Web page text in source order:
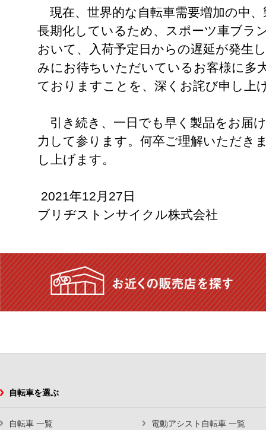
現在、世界的な自転車需要増加の中
長期化しているため、スポーツ車ブラ
おいて、入荷予定日からの遅延が発生
みにお待ちいただいているお客様に多
ておりますことを、深くお詫び申し上
引き続き、一日でも早く製品をお届
力して参ります。何卒ご理解いただき
し上げます。
2021年12月27日
ブリヂストンサイクル株式会社
自転車を選ぶ
自転車 一覧 電動アシスト自転車 一覧